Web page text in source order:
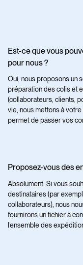
Est-ce que vous
pour nous ?
Oui, nous proposons un
préparation des colis et
(collaborateurs, clients,
vie, nous mettons à
permet de passer vos
Proposez-vous des
Absolument. Si vous
destinataires (par
collaborateurs), nous
fournirons un fichier à
l’ensemble des